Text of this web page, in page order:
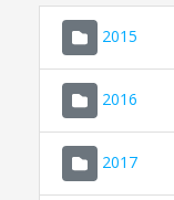
2015
2016
2017